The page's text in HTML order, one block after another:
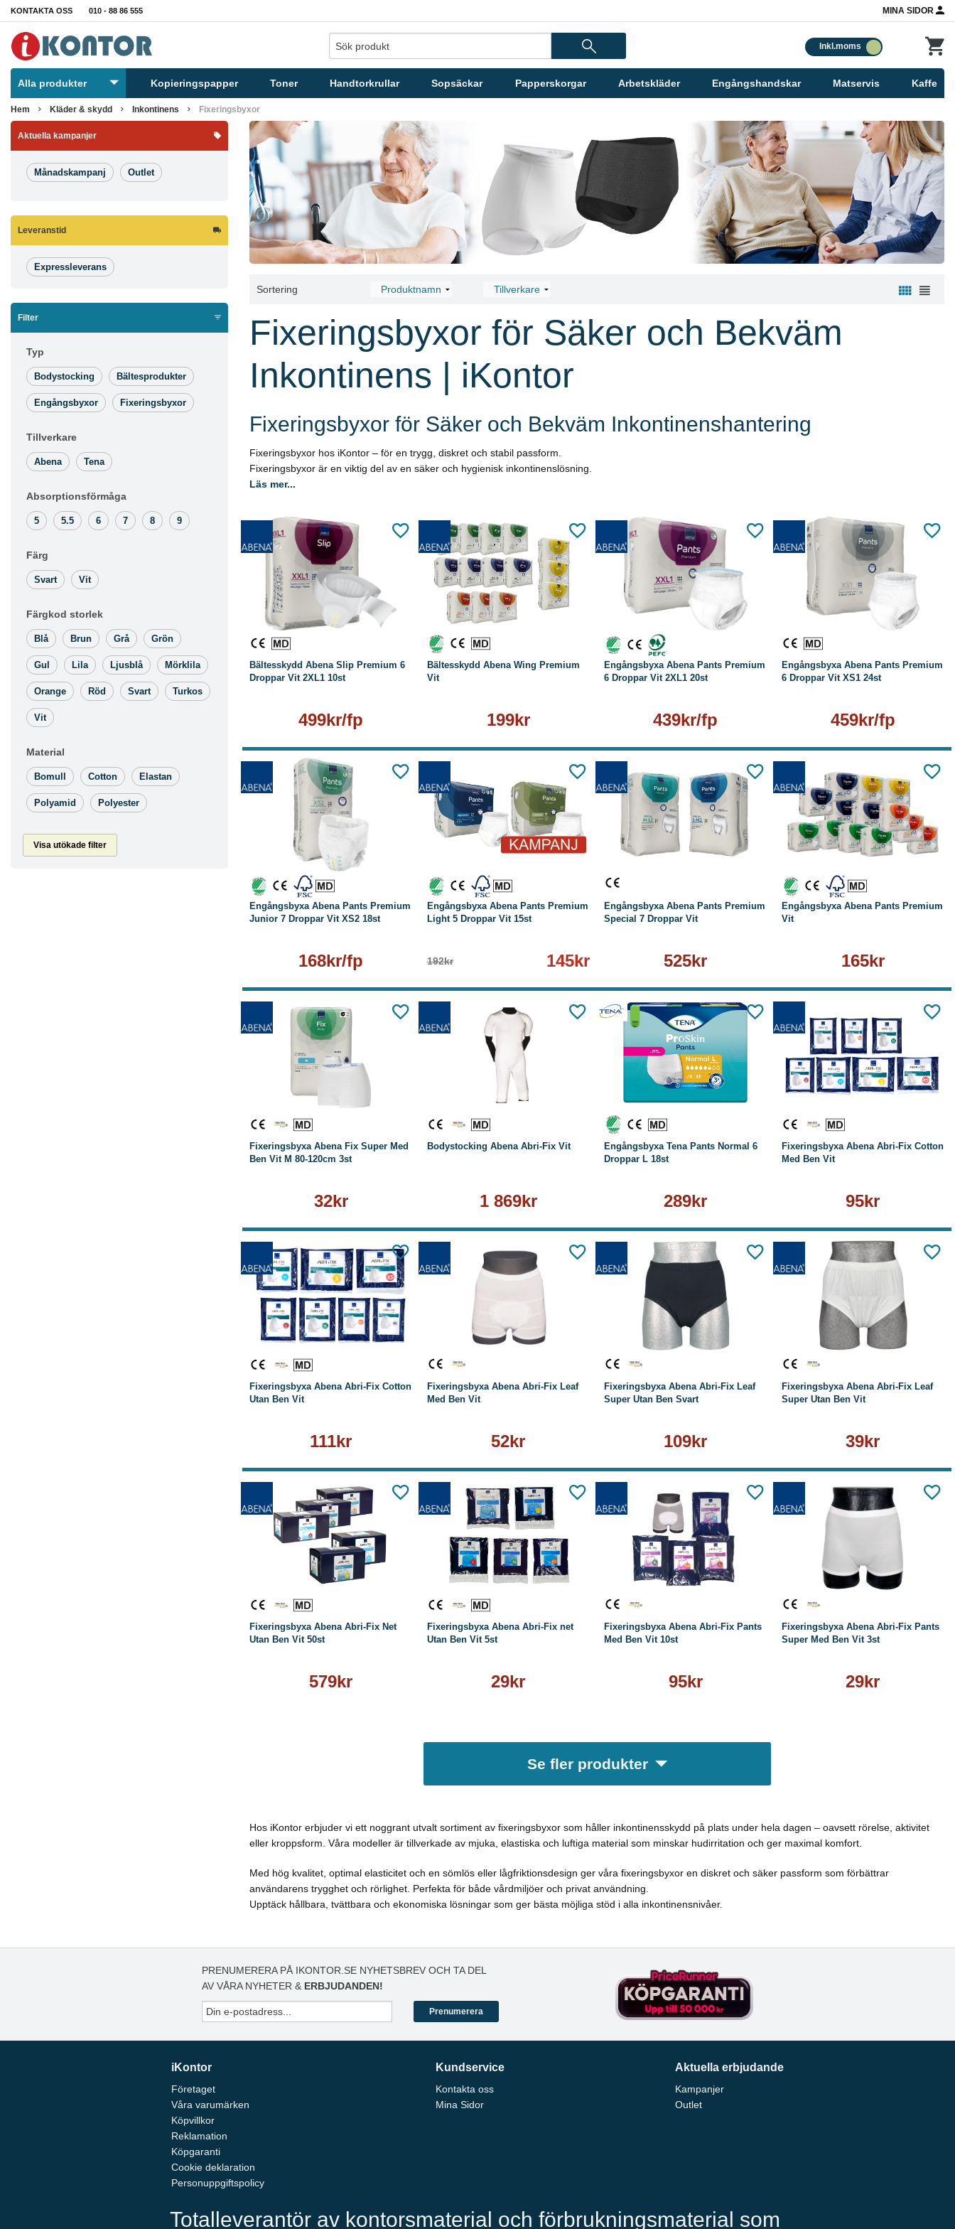
KONTAKTA OSS 010 - 88 86 555 MINA SIDOR
Inkl.moms
Alla produkter Kopieringspapper Toner Handtorkrullar Sopsäckar Papperskorgar Arbetskläder Engångshandskar Matservis Kaffe
Hem Kläder & skydd Inkontinens Fixeringsbyxor
Aktuella kampanjer
Månadskampanj Outlet
Leveranstid
Expressleverans
Filter
Typ
Bodystocking Bältesprodukter
Engångsbyxor Fixeringsbyxor
Tillverkare
Abena Tena
Absorptionsförmåga
5 5.5 6 7 8 9
Färg
Svart Vit
Färgkod storlek
Blå Brun Grå Grön
Gul Lila Ljusblå Mörklila
Orange Röd Svart Turkos
Vit
Material
Bomull Cotton Elastan
Polyamid Polyester
Visa utökade filter
Sortering
Fixeringsbyxor för Säker och Bekväm
Inkontinens | iKontor
Fixeringsbyxor för Säker och Bekväm Inkontinenshantering
Fixeringsbyxor hos iKontor – för en trygg, diskret och stabil passform.
Fixeringsbyxor är en viktig del av en säker och hygienisk inkontinenslösning.
Läs mer...
Bältesskydd Abena Slip Premium 6
Droppar Vit 2XL1 10st
499kr/fp
Läs mer
Bältesskydd Abena Wing Premium
Vit
199kr
Läs mer
Engångsbyxa Abena Pants Premium
6 Droppar Vit 2XL1 20st
439kr/fp
Läs mer
Engångsbyxa Abena Pants Premium
6 Droppar Vit XS1 24st
459kr/fp
Läs mer
Engångsbyxa Abena Pants Premium
Junior 7 Droppar Vit XS2 18st
168kr/fp
Läs mer
Engångsbyxa Abena Pants Premium
Light 5 Droppar Vit 15st
192kr 145kr
Läs mer
Engångsbyxa Abena Pants Premium
Special 7 Droppar Vit
525kr
Läs mer
Engångsbyxa Abena Pants Premium
Vit
165kr
Läs mer
Fixeringsbyxa Abena Fix Super Med
Ben Vit M 80-120cm 3st
32kr
Köp
Bodystocking Abena Abri-Fix Vit
1 869kr
Läs mer
Engångsbyxa Tena Pants Normal 6
Droppar L 18st
289kr
Fixeringsbyxa Abena Abri-Fix Cotton
Med Ben Vit
95kr
Läs mer
Fixeringsbyxa Abena Abri-Fix Cotton
Utan Ben Vit
111kr
Läs mer
Fixeringsbyxa Abena Abri-Fix Leaf
Med Ben Vit
52kr
Läs mer
Fixeringsbyxa Abena Abri-Fix Leaf
Super Utan Ben Svart
109kr
Läs mer
Fixeringsbyxa Abena Abri-Fix Leaf
Super Utan Ben Vit
39kr
Läs mer
Fixeringsbyxa Abena Abri-Fix Net
Utan Ben Vit 50st
579kr
Läs mer
Fixeringsbyxa Abena Abri-Fix net
Utan Ben Vit 5st
29kr
Läs mer
Fixeringsbyxa Abena Abri-Fix Pants
Med Ben Vit 10st
95kr
Läs mer
Fixeringsbyxa Abena Abri-Fix Pants
Super Med Ben Vit 3st
29kr
Läs mer
Se fler produkter
Hos iKontor erbjuder vi ett noggrant utvalt sortiment av fixeringsbyxor som håller inkontinensskydd på plats under hela dagen – oavsett rörelse, aktivitet
eller kroppsform. Våra modeller är tillverkade av mjuka, elastiska och luftiga material som minskar hudirritation och ger maximal komfort.
Med hög kvalitet, optimal elasticitet och en sömlös eller lågfriktionsdesign ger våra fixeringsbyxor en diskret och säker passform som förbättrar
användarens trygghet och rörlighet. Perfekta för både vårdmiljöer och privat användning.
Upptäck hållbara, tvättbara och ekonomiska lösningar som ger bästa möjliga stöd i alla inkontinensnivåer.
PRENUMERERA PÅ IKONTOR.SE NYHETSBREV OCH TA DEL
AV VÅRA NYHETER & ERBJUDANDEN!
Prenumerera
iKontor
Företaget
Våra varumärken
Köpvillkor
Reklamation
Köpgaranti
Cookie deklaration
Personuppgiftspolicy
Kundservice
Kontakta oss
Mina Sidor
Aktuella erbjudande
Kampanjer
Outlet
Totalleverantör av kontorsmaterial och förbrukningsmaterial som